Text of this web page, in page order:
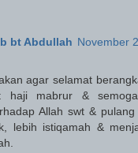
bt Abdullah November
agar selamat
haji mabrur &
Allah swt &
lebih istiqamah &